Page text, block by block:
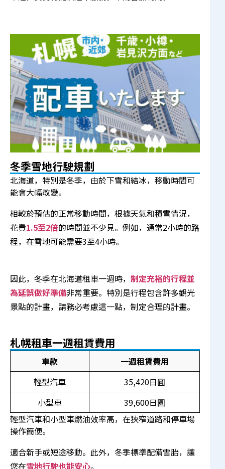
冬季雪地行駛規劃
北海道，特別是冬季，由於下雪和結冰，移動時間可
能會大幅改變。
相較於預估的正常移動時間，根據天氣和積雪情況，
花費1.5至2倍的時間並不少見。例如，通常2小時的路
程，在雪地可能需要3至4小時。
因此，冬季在北海道租車一週時， 制定充裕的行程並
為延誤做好準備非常重要。特別是行程包含許多觀光
景點的計畫，請務必考慮這一點，制定合理的計畫。
札幌租車一週租賃費用
車款
一週租賃費用
輕型汽車
35,420日圓
小型車
39,600日圓
輕型汽車和小型車燃油效率高，在狹窄道路和停車場
操作簡便。
適合新手或短途移動。此外，冬季標準配備雪胎，讓
您在雪地行駛也能安心。